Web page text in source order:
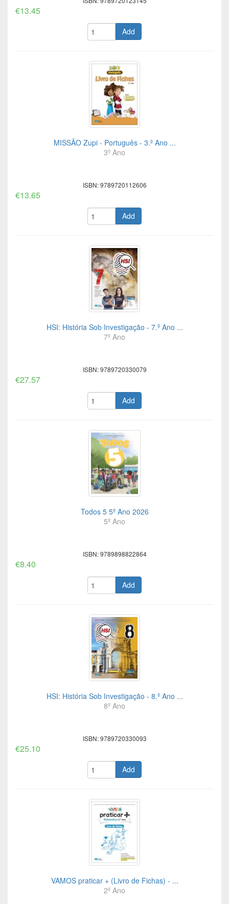
€13.45
Add
MISSÃO Zupi - Português - 3.º Ano ...
3º Ano
ISBN: 9789720112606
€13.65
Add
HSI: História Sob Investigação - 7.º Ano ...
7º Ano
ISBN: 9789720330079
€27.57
Add
Todos 5 5º Ano 2026
5º Ano
ISBN: 9789898822864
€8.40
Add
HSI: História Sob Investigação - 8.º Ano ...
8º Ano
ISBN: 9789720330093
€25.10
Add
VAMOS praticar + (Livro de Fichas) - ...
2º Ano